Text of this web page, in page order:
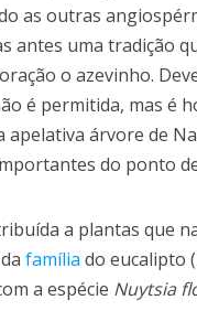
as outras
antes uma tradição
o azevinho.
é permitida, mas é
árvore de
do ponto
a plantas que
família do eucalipto (
a espécie Nuytsia